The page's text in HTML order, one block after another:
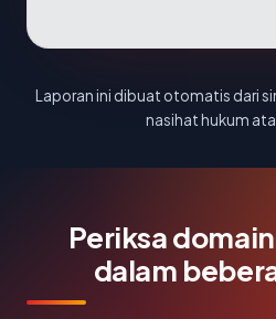
Laporan ini dibuat otomatis dari
nasihat hukum
Periksa
dalam